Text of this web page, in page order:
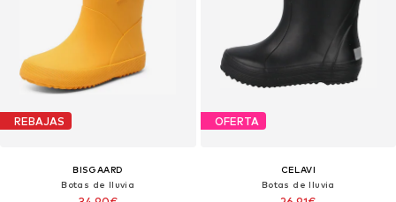
REBAJAS
BISGAARD
Botas de lluvia
OFERTA
CELAVI
Botas de lluvia